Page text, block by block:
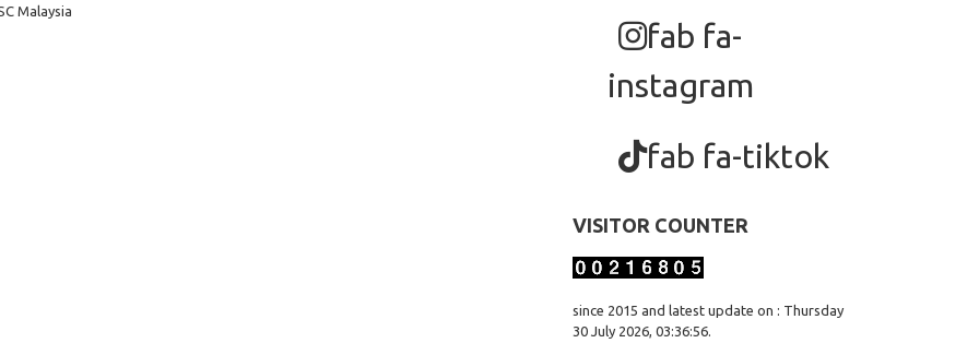
Malaysia
fab fa-
instagram
fab fa-tiktok
VISITOR COUNTER
since 2015 and latest update on : Thursday
30 July 2026, 03:36:56.